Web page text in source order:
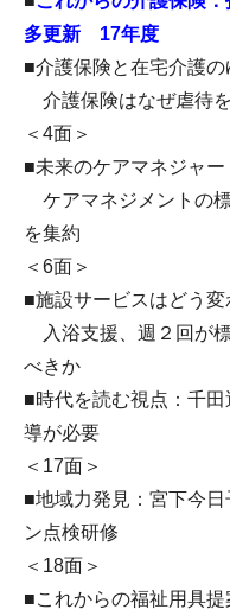
多更新 17年度
■介護保険と在宅介護
介護保険はなぜ虐待
＜4面＞
■未来のケアマネジャー
ケアマネジメントの
を集約
＜6面＞
■施設サービスはどう
入浴支援、週２回が
べきか
■時代を読む視点：千
導が必要
＜17面＞
■地域力発見：宮下今
ン点検研修
＜18面＞
■これからの福祉用具